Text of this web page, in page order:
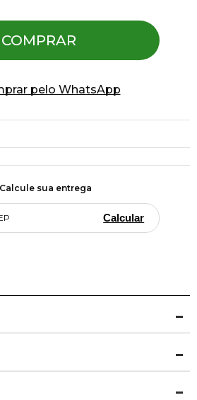
COMPRAR
pelo WhatsApp
Calcule sua entrega
Calcular